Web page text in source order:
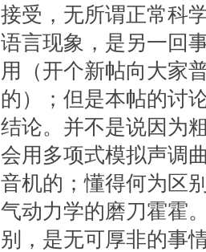
接受，无所谓正常科
语言现象，是另一回
用（开个新帖向大家
的）；但是本帖的讨
结论。并不是说因为
会用多项式模拟声调
音机的；懂得何为区
气动力学的磨刀霍霍
别，是无可厚非的事